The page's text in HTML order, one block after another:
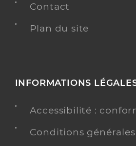
Contact
Plan du site
INFORMATIONS
Accessibilité :
Conditions